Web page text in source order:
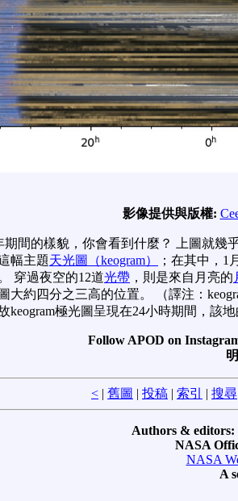
影像提供與版權:
間的樣貌，你會看到什麼？ 上圖就幾
幅主題天光圖（keogram） ；在其中，1
穿過夜空的12道光帶 ，則是來自月亮的
大約四分之三高的位置。 （譯注：
極光圖呈現在24小時期間，該
Follow APOD on
< | 舊圖 | 投稿 | 索引 | 搜尋
Authors & editors:
NASA
NASA
A